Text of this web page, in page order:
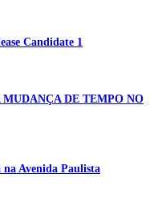
Candidate 1
MUDANÇA DE TEMPO NO
Avenida Paulista